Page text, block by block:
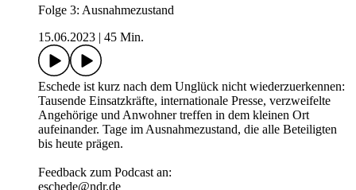
Folge 3: Ausnahmezustand
15.06.2023
45 Min.
Eschede ist kurz nach dem Unglück nicht wiederzuerkennen:
Tausende Einsatzkräfte, internationale Presse, verzweifelte
Angehörige und Anwohner treffen in dem kleinen Ort
aufeinander. Tage im Ausnahmezustand, die alle Beteiligten
bis heute prägen.
Feedback zum Podcast an:
eschede@ndr.de